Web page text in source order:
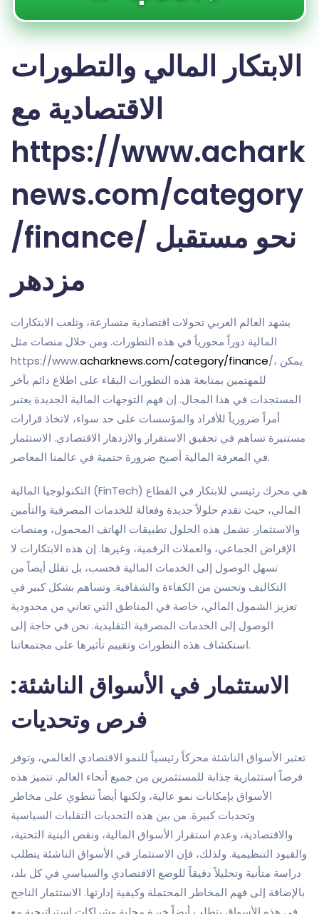
الابتكار المالي والتطورات
الاقتصادية مع
https://www.achark
news.com/category
/finance/ نحو مستقبل
مزدهر
يشهد العالم العربي تحولات اقتصادية متسارعة، وتلعب الابتكارات
المالية دوراً محورياً في هذه التطورات. ومن خلال منصات مثل
https://www.acharknews.com/category/finance/، يمكن
للمهتمين بمتابعة هذه التطورات البقاء على اطلاع دائم بآخر
المستجدات في هذا المجال. إن فهم التوجهات المالية الجديدة يعتبر
أمراً ضرورياً للأفراد والمؤسسات على حد سواء، لاتخاذ قرارات
مستنيرة تساهم في تحقيق الاستقرار والازدهار الاقتصادي. الاستثمار
في المعرفة المالية أصبح ضرورة حتمية في عالمنا المعاصر.
التكنولوجيا المالية (FinTech) هي محرك رئيسي للابتكار في القطاع
المالي، حيث تقدم حلولاً جديدة وفعالة للخدمات المصرفية والتأمين
والاستثمار. تشمل هذه الحلول تطبيقات الهاتف المحمول، ومنصات
الإقراض الجماعي، والعملات الرقمية، وغيرها. إن هذه الابتكارات لا
تسهل الوصول إلى الخدمات المالية فحسب، بل تقلل أيضاً من
التكاليف وتحسن من الكفاءة والشفافية. وتساهم بشكل كبير في
تعزيز الشمول المالي، خاصة في المناطق التي تعاني من محدودية
الوصول إلى الخدمات المصرفية التقليدية. نحن في حاجة إلى
استكشاف هذه التطورات وتقييم تأثيرها على مجتمعاتنا.
الاستثمار في الأسواق الناشئة:
فرص وتحديات
تعتبر الأسواق الناشئة محركاً رئيسياً للنمو الاقتصادي العالمي، وتوفر
فرصاً استثمارية جذابة للمستثمرين من جميع أنحاء العالم. تتميز هذه
الأسواق بإمكانات نمو عالية، ولكنها أيضاً تنطوي على مخاطر
وتحديات كبيرة. من بين هذه التحديات التقلبات السياسية
والاقتصادية، وعدم استقرار الأسواق المالية، ونقص البنية التحتية،
والقيود التنظيمية. ولذلك، فإن الاستثمار في الأسواق الناشئة يتطلب
دراسة متأنية وتحليلاً دقيقاً للوضع الاقتصادي والسياسي في كل بلد،
بالإضافة إلى فهم المخاطر المحتملة وكيفية إدارتها. الاستثمار الناجح